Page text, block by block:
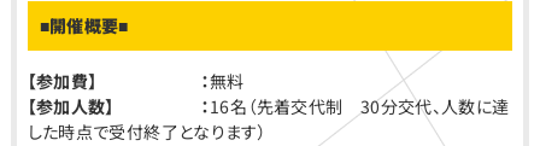
■開催概要■
【参加費】 ：無料
【参加人数】 ：16名（先着交代制 30分交代、人数に達
した時点で受付終了となります）